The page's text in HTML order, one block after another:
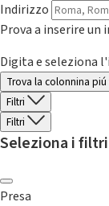
Indirizzo
Prova a inserire un
Digita e seleziona
Trova la colonnina piú
Filtri
Filtri
Seleziona i filtri
Presa